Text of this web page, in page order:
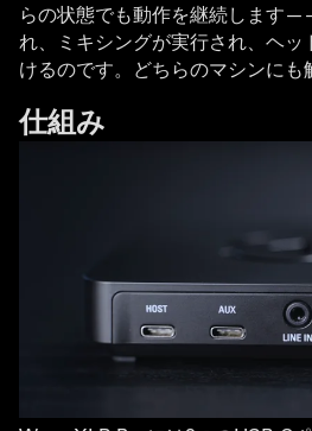
らの状態でも動作を継続します
れ、ミキシングが実行され、ヘ
けるのです。どちらのマシンにも
仕組み